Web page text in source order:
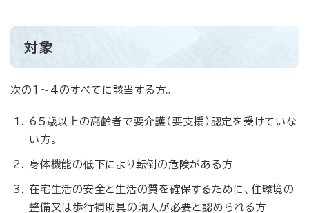
対象
次の1～4のすべてに該当する方。
65歳以上の高齢者で要介護（要支援）認定を受けていな
い方。
身体機能の低下により転倒の危険がある方
在宅生活の安全と生活の質を確保するために、住環境の
整備又は歩行補助具の購入が必要と認められる方